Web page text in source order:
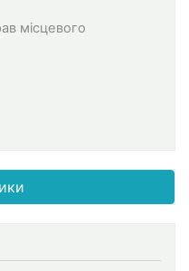
місцевого